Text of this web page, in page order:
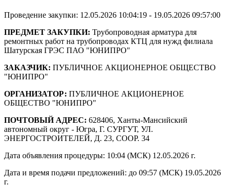
Проведение закупки: 12.05.2026 10:04:19 - 19.05.2026 09:57:00
ПРЕДМЕТ ЗАКУПКИ: Трубопроводная арматура для
ремонтных работ на трубопроводах КТЦ для нужд филиала
Шатурская ГРЭС ПАО "ЮНИПРО"
ЗАКАЗЧИК: ПУБЛИЧНОЕ АКЦИОНЕРНОЕ ОБЩЕСТВО
"ЮНИПРО"
ОРГАНИЗАТОР: ПУБЛИЧНОЕ АКЦИОНЕРНОЕ
ОБЩЕСТВО "ЮНИПРО"
ПОЧТОВЫЙ АДРЕС: 628406, Ханты-Мансийский
автономный округ - Югра, Г. СУРГУТ, УЛ.
ЭНЕРГОСТРОИТЕЛЕЙ, Д. 23, СООР. 34
Дата объявления процедуры: 10:04 (МСК) 12.05.2026 г.
Дата и время подачи предложений: до 09:57 (МСК) 19.05.2026
г.